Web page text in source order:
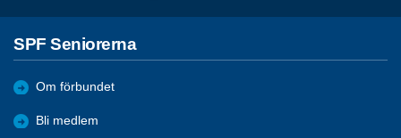
SPF Seniorerna
Om förbundet
Bli medlem